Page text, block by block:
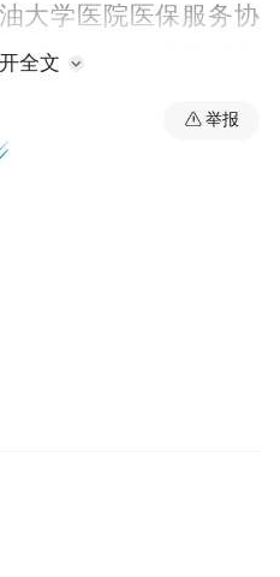
大学医院医保服务协
该院发生的医药费用
全文
举报